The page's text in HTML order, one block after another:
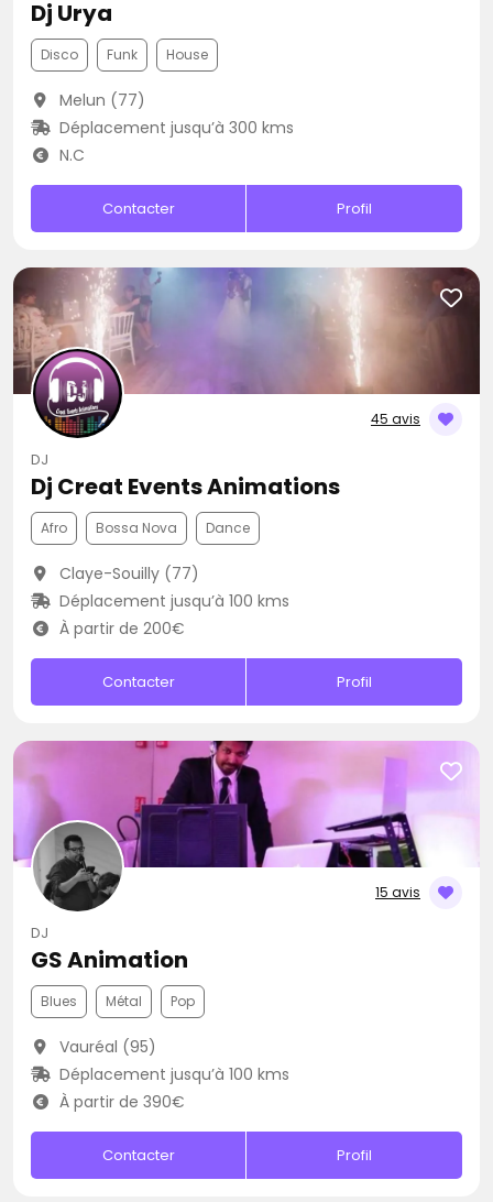
Dj Urya
Disco Funk House
Melun (77)
Déplacement jusqu’à 300 kms
N.C
Contacter Profil
45 avis
DJ
Dj Creat Events Animations
Afro Bossa Nova Dance
Claye-Souilly (77)
Déplacement jusqu’à 100 kms
À partir de 200€
Contacter Profil
15 avis
DJ
GS Animation
Blues Métal Pop
Vauréal (95)
Déplacement jusqu’à 100 kms
À partir de 390€
Contacter Profil